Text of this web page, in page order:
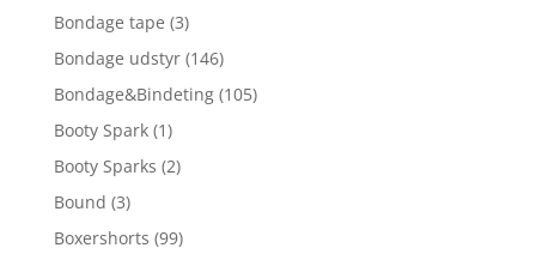
Bondage tape (3)
Bondage udstyr (146)
Bondage&Bindeting (105)
Booty Spark (1)
Booty Sparks (2)
Bound (3)
Boxershorts (99)